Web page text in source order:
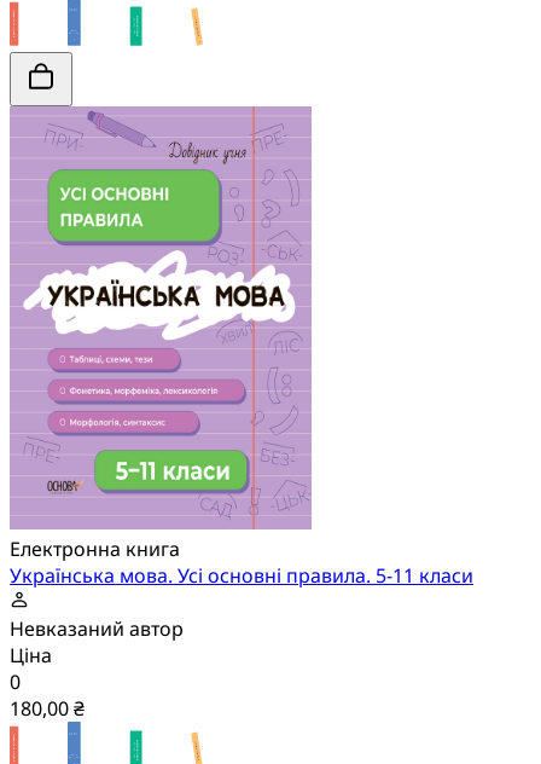
Електронна книга
Українська мова. Усі основні правила. 5-11 класи
Невказаний автор
Ціна
0
180,00 ₴